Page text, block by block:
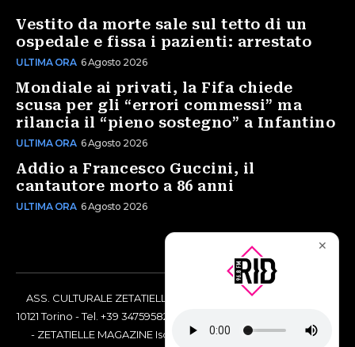
Vestito da morte sale sul tetto di un
ospedale e fissa i pazienti: arrestato
ULTIMA ORA 6 Agosto 2026
Mondiale ai privati, la Fifa chiede
scusa per gli “errori commessi” ma
rilancia il “pieno sostegno” a Infantino
ULTIMA ORA 6 Agosto 2026
Addio a Francesco Guccini, il
cantautore morto a 86 anni
ULTIMA ORA 6 Agosto 2026
ASS. CULTURALE ZETATIELLE OFF via Vittorio Amedeo II, 21 -
10121 Torino - Tel. +39 3475958238 - Codice Fiscale 97883690014
- ZETATIELLE MAGAZINE Iscrizione al Tribunale di Torino n°
✕